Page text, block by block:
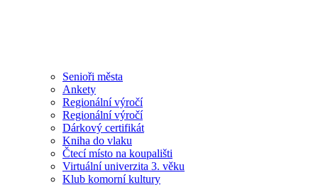
Senioři města
Ankety
Regionální výročí
Regionální výročí
Dárkový certifikát
Kniha do vlaku
Čtecí místo na koupališti
Virtuální univerzita 3. věku
Klub komorní kultury